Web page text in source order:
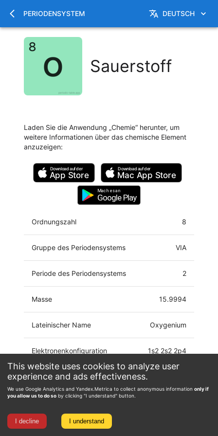
This website uses cookies to analyze user
experience and ads effectiveness.
We use Google Analytics and Yandex.Metrica to collect anonymous information only if
you allow us to do so by clicking "I understand" button.
I decline I understand
PERIODENSYSTEM DEUTSCH
Sauerstoff
Laden Sie die Anwendung „Chemie“ herunter, um
weitere Informationen über das chemische Element
anzuzeigen:
Download auf der
App Store
Download auf der
Mac App Store
Mach es an
Google Play
Ordnungszahl 8
Gruppe des Periodensystems VIA
Periode des Periodensystems 2
Masse 15.9994
Lateinischer Name Oxygenium
Elektronenkonfiguration 1s2 2s2 2p4
Oxidationsstufe